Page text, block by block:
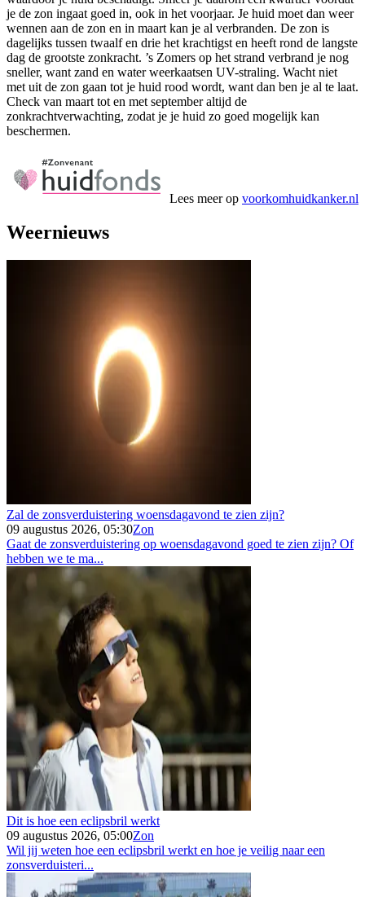
je de zon ingaat goed in, ook in het voorjaar. Je huid moet dan weer
wennen aan de zon en in maart kan je al verbranden. De zon is
dagelijks tussen twaalf en drie het krachtigst en heeft rond de langste
dag de grootste zonkracht. ’s Zomers op het strand verbrand je nog
sneller, want zand en water weerkaatsen UV-straling. Wacht niet
met uit de zon gaan tot je huid rood wordt, want dan ben je al te laat.
Check van maart tot en met september altijd de
zonkrachtverwachting, zodat je je huid zo goed mogelijk kan
beschermen.
Lees meer op voorkomhuidkanker.nl
Weernieuws
Zal de zonsverduistering woensdagavond te zien zijn?
09 augustus 2026, 05:30Zon
Gaat de zonsverduistering op woensdagavond goed te zien zijn? Of
hebben we te ma...
Dit is hoe een eclipsbril werkt
09 augustus 2026, 05:00Zon
Wil jij weten hoe een eclipsbril werkt en hoe je veilig naar een
zonsverduisteri...